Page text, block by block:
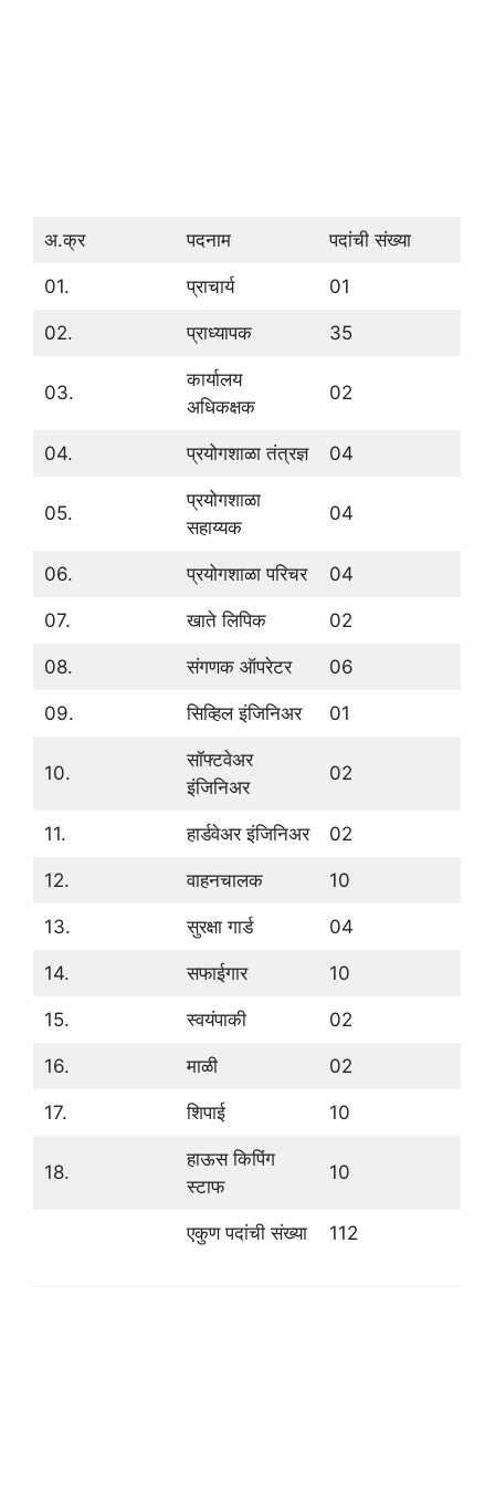
अ.क्र पदनाम पदांची संख्या
01. प्राचार्य 01
02. प्राध्यापक 35
03.
कार्यालय
अधिकक्षक
02
04. प्रयोगशाळा तंत्रज्ञ 04
05.
प्रयोगशाळा
सहाय्यक
04
06. प्रयोगशाळा परिचर 04
07. खाते लिपिक 02
08. संगणक ऑपरेटर 06
09. सिव्हिल इंजिनिअर 01
10.
सॉफ्टवेअर
इंजिनिअर
02
11. हार्डवेअर इंजिनिअर 02
12. वाहनचालक 10
13. सुरक्षा गार्ड 04
14. सफाईगार 10
15. स्वयंपाकी 02
16. माळी 02
17. शिपाई 10
18.
हाऊस किपिंग
स्टाफ
10
एकुण पदांची संख्या 112